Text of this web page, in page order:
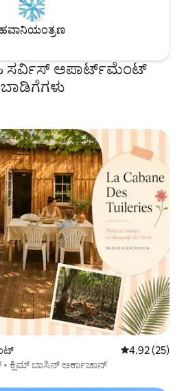
ಹವಾನಿಯಂತ್ರಣ
ಸರ್ವಿಸ್ ಅಪಾರ್ಟ್‌ಮೆಂಟ್
ಬಾಡಿಗೆಗಳು
5 ರಲ್ಲಿ 4.92
4.92 (25)
• ಕ್ಲಿಮ್ ಬಾಸಿನ್ ಅರ್ಕಾಚಾನ್